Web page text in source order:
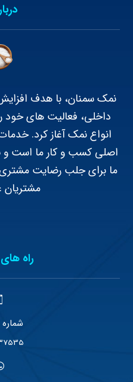
نمک سمنان، با هدف
داخلی، فعالیت های خود
انواع نمک آغاز کرد.
اصلی کسب و کار ما است و
ما برای جلب رضایت
مشتریان
راه